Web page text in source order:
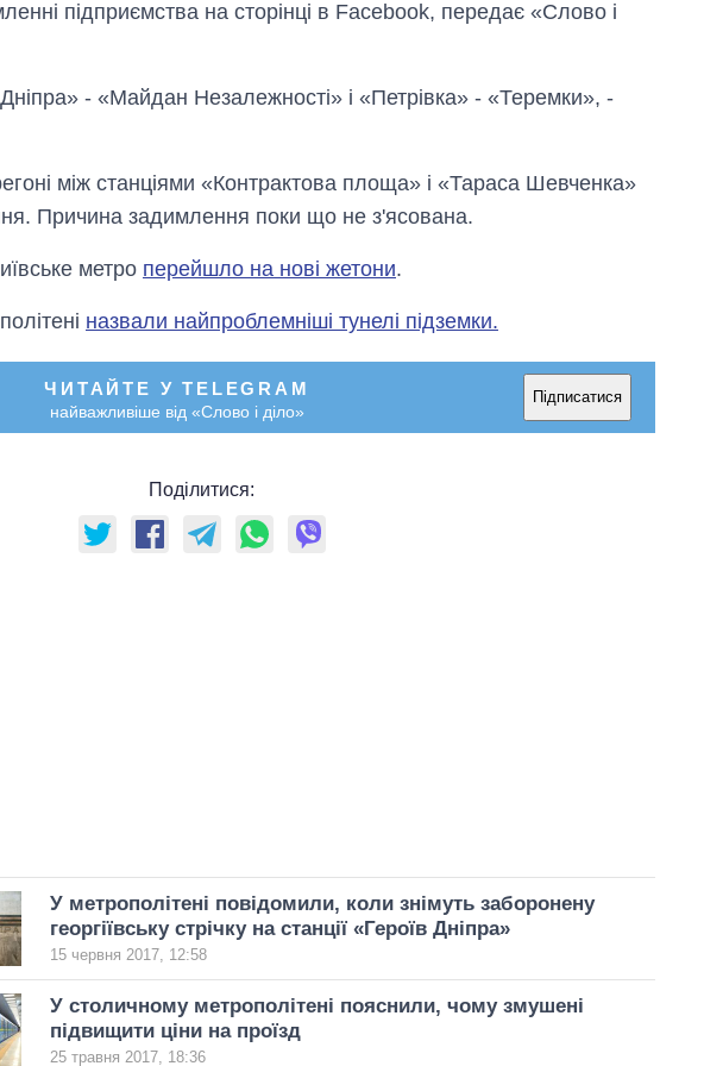
підприємства на сторінці в Facebook, передає «Слово і
- «Майдан Незалежності» і «Петрівка» - «Теремки», -
між станціями «Контрактова площа» і «Тараса Шевченка»
Причина задимлення поки що не з'ясована.
метро перейшло на нові жетони.
назвали найпроблемніші тунелі підземки.
ЧИТАЙТЕ У TELEGRAM
найважливіше від «Слово і діло»
Підписатися
Поділитися:
У метрополітені повідомили, коли знімуть заборонену
георгіївську стрічку на станції «Героїв Дніпра»
15 червня 2017, 12:58
У столичному метрополітені пояснили, чому змушені
підвищити ціни на проїзд
25 травня 2017, 18:36
Як зросли тарифи